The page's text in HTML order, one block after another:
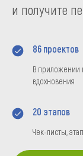
и получите
86 проектов
В приложении
вдохновения
20 этапов
Чек-листы,